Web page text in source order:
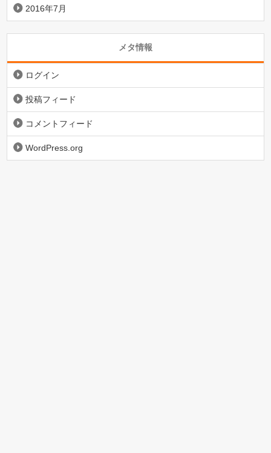
2016年7月
メタ情報
ログイン
投稿フィード
コメントフィード
WordPress.org